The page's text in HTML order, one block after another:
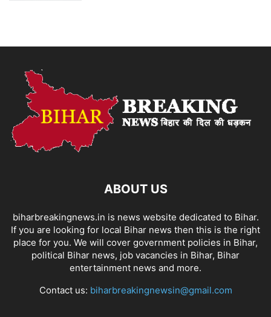
ABOUT US
biharbreakingnews.in is news website dedicated to Bihar.
If you are looking for local Bihar news then this is the right
place for you. We will cover government policies in Bihar,
political Bihar news, job vacancies in Bihar, Bihar
entertainment news and more.
Contact us: biharbreakingnewsin@gmail.com